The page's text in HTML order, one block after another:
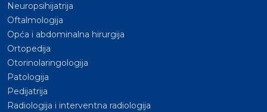
Neuropsihijatrija
Oftalmologija
Opća i abdominalna hirurgija
Ortopedija
Otorinolaringologija
Patologija
Pedijatrija
Radiologija i interventna radiologija